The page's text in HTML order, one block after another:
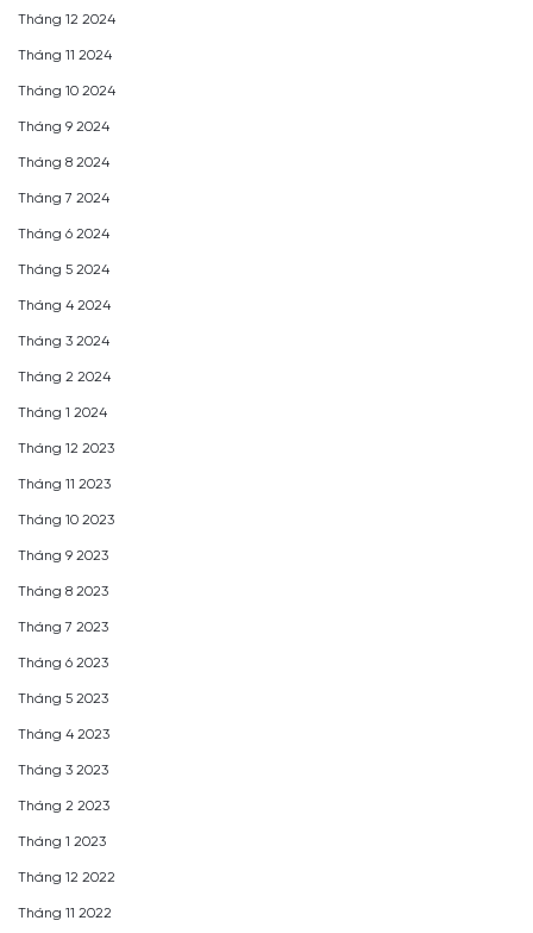
Tháng 12 2024
Tháng 11 2024
Tháng 10 2024
Tháng 9 2024
Tháng 8 2024
Tháng 7 2024
Tháng 6 2024
Tháng 5 2024
Tháng 4 2024
Tháng 3 2024
Tháng 2 2024
Tháng 1 2024
Tháng 12 2023
Tháng 11 2023
Tháng 10 2023
Tháng 9 2023
Tháng 8 2023
Tháng 7 2023
Tháng 6 2023
Tháng 5 2023
Tháng 4 2023
Tháng 3 2023
Tháng 2 2023
Tháng 1 2023
Tháng 12 2022
Tháng 11 2022